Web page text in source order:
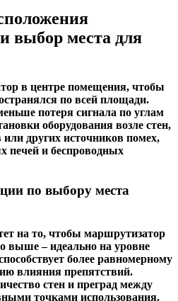
выбор места для
в центре помещения, чтобы
по всей площади.
потеря сигнала по углам
оборудования возле стен,
других источников помех,
печей и беспроводных
по выбору места
на то, чтобы маршрутизатор
выше – идеально на уровне
более равномерному
влияния препятствий.
стен и преград между
точками использования.